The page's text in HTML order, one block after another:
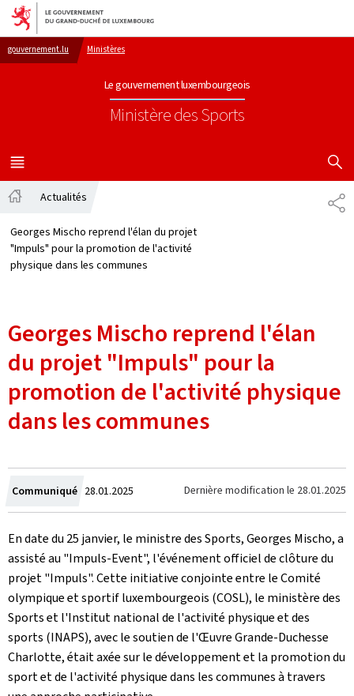
Aller au menu principal
Aller au contenu
gouvernement.lu Ministères
Le gouvernement luxembourgeois
Ministère des Sports
MENU
PRINCIPAL
Actualités
Georges Mischo reprend l'élan du projet
"Impuls" pour la promotion de l'activité
physique dans les communes
Georges Mischo reprend l'élan
du projet "Impuls" pour la
promotion de l'activité physique
dans les communes
Communiqué Crée
le
28.01.2025 Dernière modification le 28.01.2025
En date du 25 janvier, le ministre des Sports, Georges Mischo, a
assisté au "Impuls-Event", l'événement officiel de clôture du
projet "Impuls". Cette initiative conjointe entre le Comité
olympique et sportif luxembourgeois (COSL), le ministère des
Sports et l'Institut national de l'activité physique et des
sports (INAPS), avec le soutien de l'Œuvre Grande-Duchesse
Charlotte, était axée sur le développement et la promotion du
sport et de l'activité physique dans les communes à travers